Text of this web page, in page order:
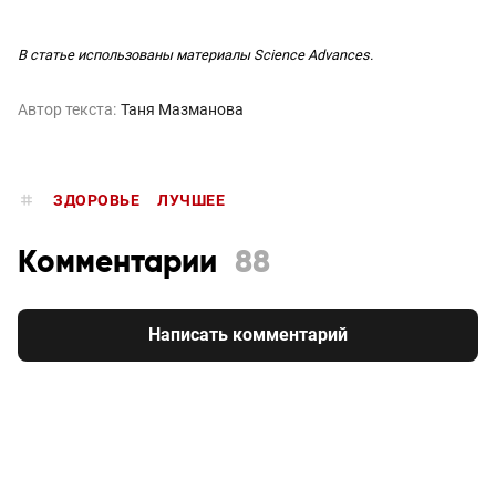
В статье использованы материалы Science Advances.
Автор текста: Таня Мазманова
ЗДОРОВЬЕ ЛУЧШЕЕ
Комментарии 88
Написать комментарий